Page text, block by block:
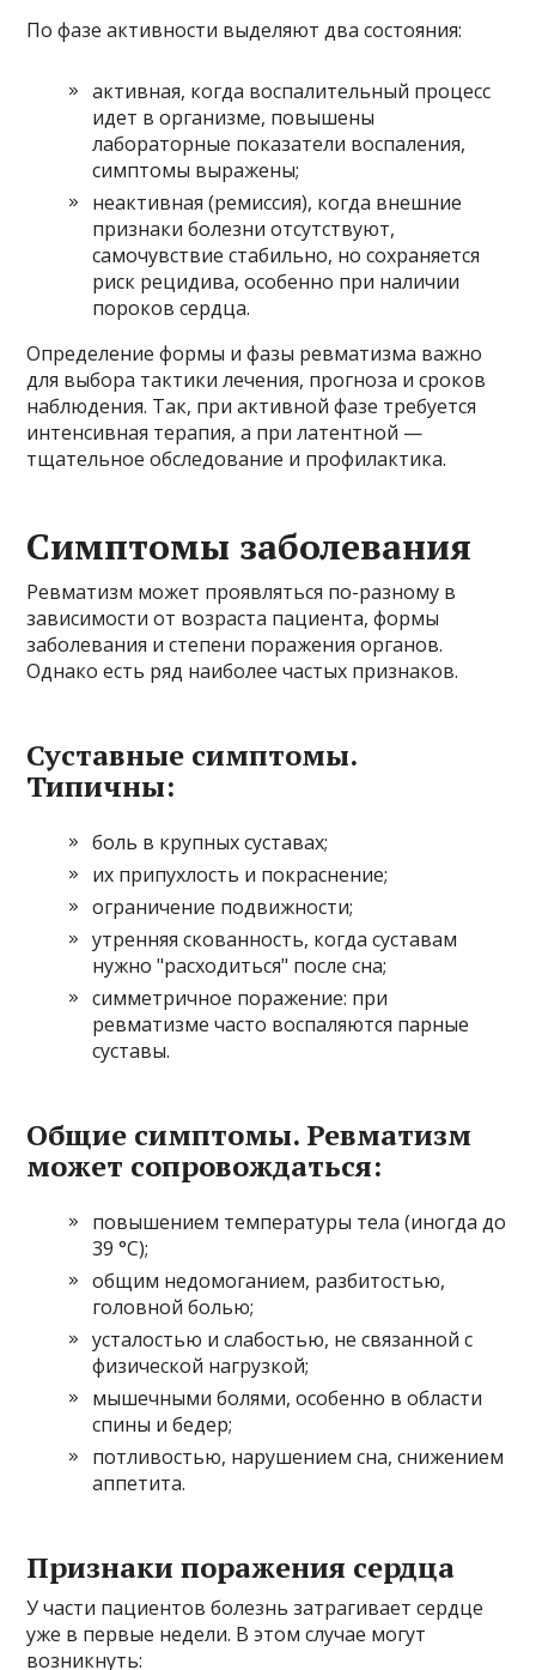
По фазе активности выделяют два состояния:
активная, когда воспалительный процесс
идет в организме, повышены
лабораторные показатели воспаления,
симптомы выражены;
неактивная (ремиссия), когда внешние
признаки болезни отсутствуют,
самочувствие стабильно, но сохраняется
риск рецидива, особенно при наличии
пороков сердца.
Определение формы и фазы ревматизма важно
для выбора тактики лечения, прогноза и сроков
наблюдения. Так, при активной фазе требуется
интенсивная терапия, а при латентной —
тщательное обследование и профилактика.
Симптомы заболевания
Ревматизм может проявляться по-разному в
зависимости от возраста пациента, формы
заболевания и степени поражения органов.
Однако есть ряд наиболее частых признаков.
Суставные симптомы.
Типичны:
боль в крупных суставах;
их припухлость и покраснение;
ограничение подвижности;
утренняя скованность, когда суставам
нужно "расходиться" после сна;
симметричное поражение: при
ревматизме часто воспаляются парные
суставы.
Общие симптомы. Ревматизм
может сопровождаться:
повышением температуры тела (иногда до
39 °C);
общим недомоганием, разбитостью,
головной болью;
усталостью и слабостью, не связанной с
физической нагрузкой;
мышечными болями, особенно в области
спины и бедер;
потливостью, нарушением сна, снижением
аппетита.
Признаки поражения сердца
У части пациентов болезнь затрагивает сердце
уже в первые недели. В этом случае могут
возникнуть: